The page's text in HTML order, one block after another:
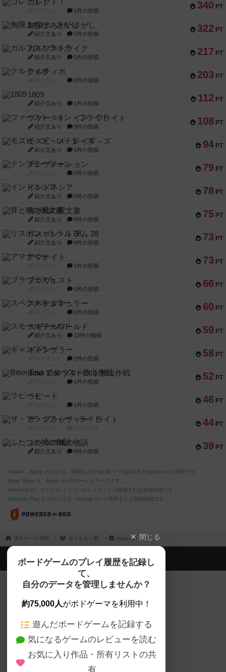
340 PT
コレクト！
1件の投稿
322 PT
無限まちがいさがし
紹介文あり 2件の投稿
217 PT
ガルフストライク
紹介文あり 1件の投稿
203 PT
クルティボ
1件の投稿
112 PT
1809
紹介文あり 1件の投稿
108 PT
ファースト・イン・フライト
紹介文あり 3件の投稿
94 PT
モズビ－ズ・レイダ－ズ
紹介文あり 1件の投稿
79 PT
テンプテーション
2件の投稿
78 PT
インドネシア
紹介文あり 2件の投稿
75 PT
宵と暁の呪文書
紹介文あり 8件の投稿
73 PT
リスボン・トラム 28
紹介文あり 9件の投稿
73 PT
アマナイト
1件の投稿
66 PT
ブラヴェスト
1件の投稿
60 PT
スペクタキュラー
1件の投稿
59 PT
スモールワールド
紹介文あり 13件の投稿
58 PT
ギャンブラー
2件の投稿
52 PT
Bitter End ブタペスト救出作戦
1件の投稿
46 PT
ラピード
1件の投稿
44 PT
ザ・フラッフィー・ライト
39 PT
ふたつの城の物語
紹介文あり 6件の投稿
※Apple、Apple のロゴ は、米国および他の国々で登録されたApple Inc.の商標です。
※App Store は、Apple Inc.のサービスマークです。
※Android は、グーグル インコーポレイテッドの商標または登録商標です。
※Google Play とそのロゴは、Google Inc.の商標または登録商標です。
ボドゲーマTOP ボドとも一覧 matuuun 閉じる
ボードゲームのプレイ履歴を記録し
て、
自分のデータを管理しませんか？
約75,000人がボドゲーマを利用中！
遊んだボードゲームを記録する
気になるゲームのレビューを読む
お気に入り作品・所有リストの共
有
ボドゲーマTOP
ボードゲームを検索する
ボードゲームの新着レビュー
ボードゲーム会情報
メカニクス特集